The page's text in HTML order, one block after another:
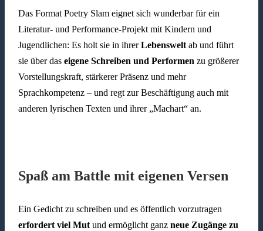
Das Format Poetry Slam eignet sich wunderbar für ein
Literatur- und Performance-Projekt mit Kindern und
Jugendlichen: Es holt sie in ihrerLebensweltab und führt
sie über das eigene Schreiben und Performen zu größerer
Vorstellungskraft, stärkerer Präsenz und mehr
Sprachkompetenz – und regt zur Beschäftigung auch mit
anderen lyrischen Texten und ihrer „Machart“ an.
Spaß am Battle mit eigenen Versen
Ein Gedicht zu schreiben und es öffentlich vorzutragen
erfordert viel Mutund ermöglicht ganz neue Zugänge zu